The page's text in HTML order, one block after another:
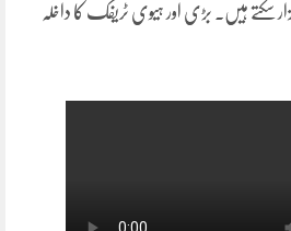
گزار سکتے ہیں۔ بڑی اور ہیوی ٹریفک کا داخلہ